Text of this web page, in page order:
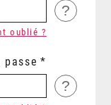
?
oublié ?
passe
?